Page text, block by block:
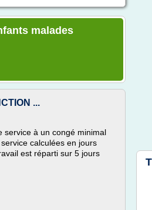
malades
...
service à un congé minimal
calculées en jours
est réparti sur 5 jours